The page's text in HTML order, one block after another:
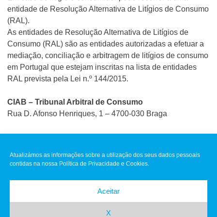
Atualizámos as informações sobre a utilização dos seus dados pessoais
contidas na nossa Política de Privacidade e Cookies.
Aceitar
X
entidade de Resolução Alternativa de Litígios de Consumo
(RAL).
As entidades de Resolução Alternativa de Litígios de
Consumo (RAL) são as entidades autorizadas a efetuar a
mediação, conciliação e arbitragem de litígios de consumo
em Portugal que estejam inscritas na lista de entidades
RAL prevista pela Lei n.º 144/2015.
CIAB – Tribunal Arbitral de Consumo
Rua D. Afonso Henriques, 1 – 4700-030 Braga
geral@ciab.pt
Clínica MIM © 2021 Todos direitos reservados
Reclamações|Política de Privacidade |Resolução de conflitos